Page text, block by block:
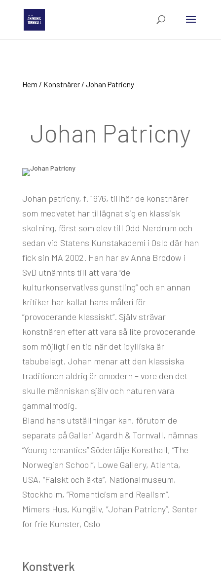
Hem / Konstnärer/ Johan Patricny
Johan Patricny
Johan patricny, f. 1976, tillhör de konstnärer
som medvetet har tillägnat sig en klassisk
skolning, först som elev till Odd Nerdrum och
sedan vid Statens Kunstakademi i Oslo där han
fick sin MA 2002. Han har av Anna Brodow i
SvD utnämnts till att vara “de
kulturkonservativas gunstling” och en annan
kritiker har kallat hans måleri för
”provocerande klassiskt”. Själv strävar
konstnären efter att vara så lite provocerande
som möjligt i en tid när det idylliska är
tabubelagt. Johan menar att den klassiska
traditionen aldrig är omodern – vore den det
skulle människan själv och naturen vara
gammalmodig.
Bland hans utställningar kan, förutom de
separata på Galleri Agardh & Tornvall, nämnas
”Young romantics” Södertälje Konsthall, ”The
Norwegian School”, Lowe Gallery, Atlanta,
USA, “Falskt och äkta”, Nationalmuseum,
Stockholm, ”Romanticism and Realism”,
Mimers Hus, Kungälv, ”Johan Patricny”, Senter
for frie Kunster, Oslo
Konstverk